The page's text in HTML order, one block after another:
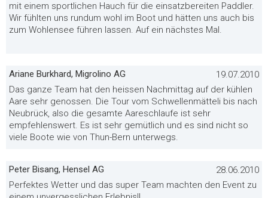
mit einem sportlichen Hauch für die einsatzbereiten Paddler.
Wir fühlten uns rundum wohl im Boot und hätten uns auch bis
zum Wohlensee führen lassen. Auf ein nächstes Mal.
Ariane Burkhard, Migrolino AG
19.07.2010
Das ganze Team hat den heissen Nachmittag auf der kühlen
Aare sehr genossen. Die Tour vom Schwellenmätteli bis nach
Neubrück, also die gesamte Aareschlaufe ist sehr
empfehlenswert. Es ist sehr gemütlich und es sind nicht so
viele Boote wie von Thun-Bern unterwegs.
Peter Bisang, Hensel AG
28.06.2010
Perfektes Wetter und das super Team machten den Event zu